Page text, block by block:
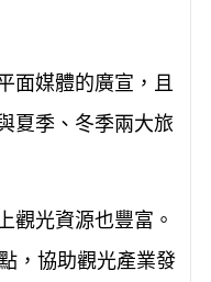
面媒體的廣宣，且
夏季、冬季兩大旅
觀光資源也豐富。
，協助觀光產業發